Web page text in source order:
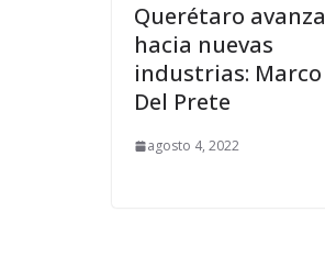
Querétaro avanza
hacia nuevas
industrias: Marco
Del Prete
agosto 4, 2022